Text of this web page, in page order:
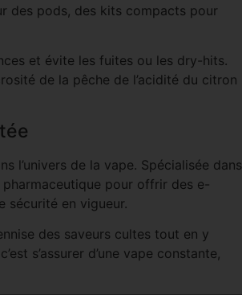
des pods, des kits compacts pour
et évite les fuites ou les dry-hits.
de la pêche de l’acidité du citron
l’univers de la vape. Spécialisée dans
pour offrir des e-
sécurité en vigueur.
des saveurs cultes tout en y
s’assurer d’une vape constante,